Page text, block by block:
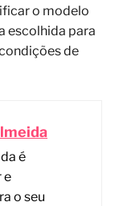
o modelo
escolhida para
de
é
e
o seu